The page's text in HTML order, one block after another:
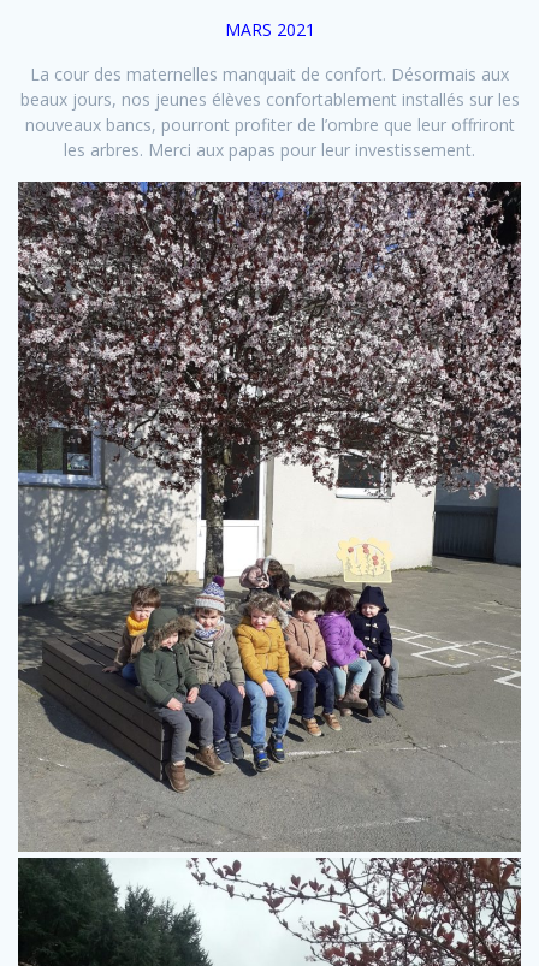
MARS 2021
La cour des maternelles manquait de confort. Désormais aux
beaux jours, nos jeunes élèves confortablement installés sur les
nouveaux bancs, pourront profiter de l’ombre que leur offriront
les arbres. Merci aux papas pour leur investissement.